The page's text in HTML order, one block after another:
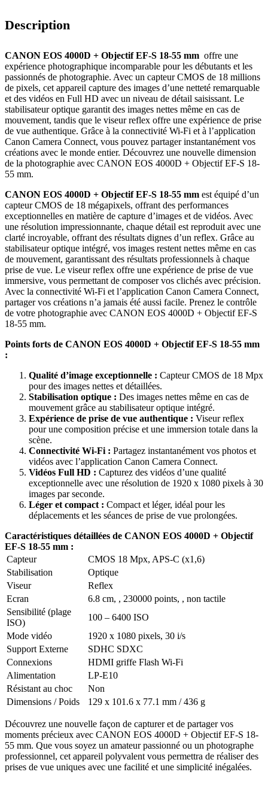
Description
CANON EOS 4000D + Objectif EF-S 18-55 mm offre une
expérience photographique incomparable pour les débutants et les
passionnés de photographie. Avec un capteur CMOS de 18 millions
de pixels, cet appareil capture des images d’une netteté remarquable
et des vidéos en Full HD avec un niveau de détail saisissant. Le
stabilisateur optique garantit des images nettes même en cas de
mouvement, tandis que le viseur reflex offre une expérience de prise
de vue authentique. Grâce à la connectivité Wi-Fi et à l’application
Canon Camera Connect, vous pouvez partager instantanément vos
créations avec le monde entier. Découvrez une nouvelle dimension
de la photographie avec CANON EOS 4000D + Objectif EF-S 18-
55 mm.
CANON EOS 4000D + Objectif EF-S 18-55 mm est équipé d’un
capteur CMOS de 18 mégapixels, offrant des performances
exceptionnelles en matière de capture d’images et de vidéos. Avec
une résolution impressionnante, chaque détail est reproduit avec une
clarté incroyable, offrant des résultats dignes d’un reflex. Grâce au
stabilisateur optique intégré, vos images restent nettes même en cas
de mouvement, garantissant des résultats professionnels à chaque
prise de vue. Le viseur reflex offre une expérience de prise de vue
immersive, vous permettant de composer vos clichés avec précision.
Avec la connectivité Wi-Fi et l’application Canon Camera Connect,
partager vos créations n’a jamais été aussi facile. Prenez le contrôle
de votre photographie avec CANON EOS 4000D + Objectif EF-S
18-55 mm.
Points forts de CANON EOS 4000D + Objectif EF-S 18-55 mm
:
Qualité d’image exceptionnelle : Capteur CMOS de 18 Mpx
pour des images nettes et détaillées.
Stabilisation optique : Des images nettes même en cas de
mouvement grâce au stabilisateur optique intégré.
Expérience de prise de vue authentique : Viseur reflex
pour une composition précise et une immersion totale dans la
scène.
Connectivité Wi-Fi : Partagez instantanément vos photos et
vidéos avec l’application Canon Camera Connect.
Vidéos Full HD : Capturez des vidéos d’une qualité
exceptionnelle avec une résolution de 1920 x 1080 pixels à 30
images par seconde.
Léger et compact : Compact et léger, idéal pour les
déplacements et les séances de prise de vue prolongées.
Caractéristiques détaillées de CANON EOS 4000D + Objectif
EF-S 18-55 mm :
Capteur
CMOS 18 Mpx, APS-C (x1,6)
Stabilisation
Optique
Viseur
Reflex
Ecran
6.8 cm, , 230000 points, , non tactile
Sensibilité (plage
ISO)
100 – 6400 ISO
Mode vidéo
1920 x 1080 pixels, 30 i/s
Support Externe
SDHC SDXC
Connexions
HDMI griffe Flash Wi-Fi
Alimentation
LP-E10
Résistant au choc
Non
Dimensions / Poids
129 x 101.6 x 77.1 mm / 436 g
Découvrez une nouvelle façon de capturer et de partager vos
moments précieux avec CANON EOS 4000D + Objectif EF-S 18-
55 mm. Que vous soyez un amateur passionné ou un photographe
professionnel, cet appareil polyvalent vous permettra de réaliser des
prises de vue uniques avec une facilité et une simplicité inégalées.